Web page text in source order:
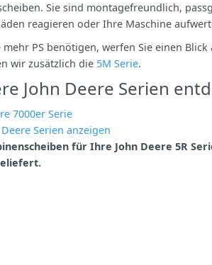
Sie sind montagefreundlich,
reagieren oder Ihre Maschine
mehr PS benötigen, werfen Sie einen Blick
wir zusätzlich die 5M Serie.
John Deere Serien
7000er Serie
Serien anzeigen
für Ihre John Deere 5R